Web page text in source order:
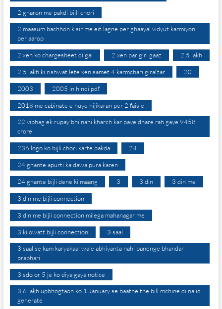
2 gharon me pakdi bijli chori
2 maasum bachhon k sir me eit lagne per ghaayal vidyut karmiyon
per aarop
2 xen ko chargesheet di gai 2 xen par giri gaaz 2.5 lakh
2.5 lakh ki rishwat lete xen samet 4 karmchari giraftar 20
2003 2005 in hindi pdf
2018 me cabinate e huye nijikaran per 2 faisle
22 vibhag ek rupay bhi nahi kharch kar paye dhare rah gaye 9458
crore
236 logo ko bijli chori karte pakda 24
24 ghante apurti ka dawa pura karen
24 ghante bijli dene ki maang 3 3 din 3 din me
3 din me bijli connection
3 din me bijli connection milega mahanagar me
3 kilowatt bijli connection 3 saal
3 saal se kam karyakaal wale abhiyanta nahi banenge bhandar
prabhari
3 sdo or 5 je ko diya gaya notice
3.6 lakh upbhogtaon ko 1 January se baatne the bill mchine di na id
generate